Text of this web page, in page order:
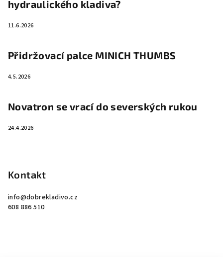
hydraulického kladiva?
11.6.2026
Přidržovací palce MINICH THUMBS
4.5.2026
Novatron se vrací do severských rukou
24.4.2026
Kontakt
info@dobrekladivo.cz
608 886 510